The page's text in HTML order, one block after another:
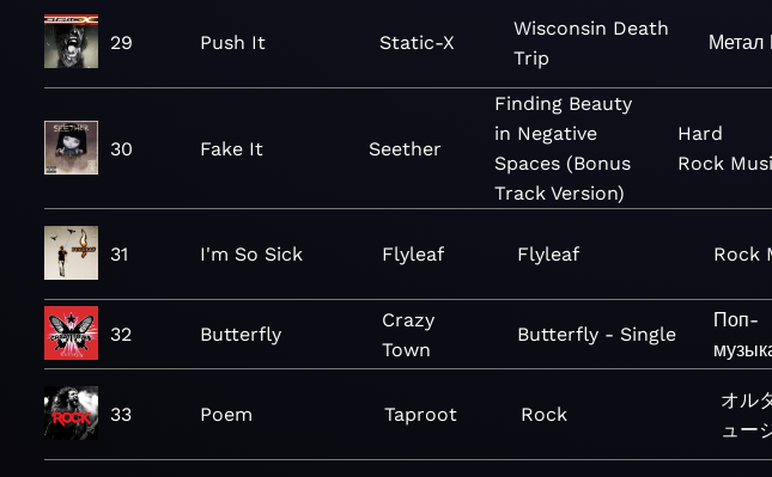
29 Push It Static-X
Wisconsin Death
Trip
Метал
30 Fake It Seether
Finding Beauty
in Negative
Spaces (Bonus
Track Version)
Hard
Rock
31 I'm So Sick Flyleaf Flyleaf Rock
32 Butterfly
Crazy
Town
Butterfly - Single
Поп-
33 Poem Taproot Rock
オル
ュー